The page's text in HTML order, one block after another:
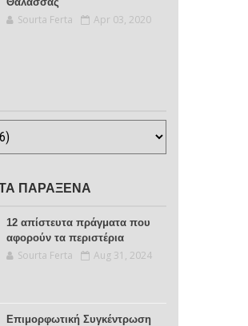
Sourta Ferta Apr 03, 2020
ΠΑΡΑΞΕΝΑ
12 απίστευτα πράγματα που
αφορούν τα περιστέρια
Sourta Ferta Aug 31, 2024
Επιμορφωτική Συγκέντρωση